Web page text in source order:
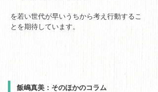
を若い世代が早いうちから考え行動するこ
とを期待しています。
飯嶋真美：そのほかのコラム